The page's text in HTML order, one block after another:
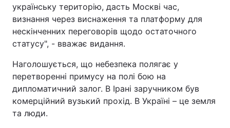
українську територію, дасть Москві час,
визнання через виснаження та платформу для
нескінченних переговорів щодо остаточного
статусу", - вважає видання.
Наголошується, що небезпека полягає у
перетворенні примусу на полі бою на
дипломатичний залог. В Ірані заручником був
комерційний вузький прохід. В Україні – це земля
та люди.